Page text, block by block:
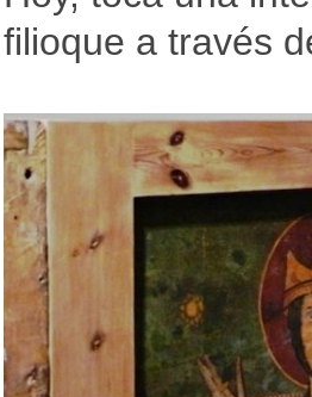
filioque a través